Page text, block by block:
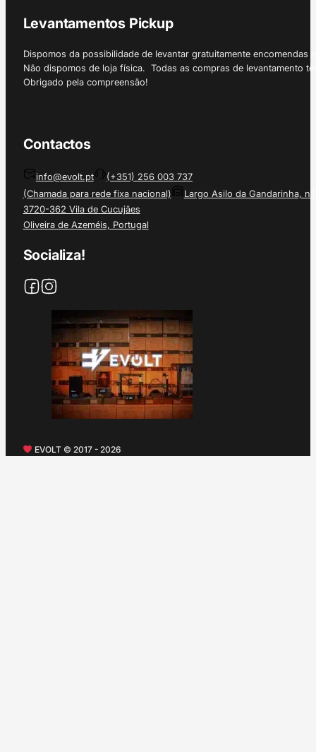
Levantamentos Pickup
Dispomos da possibilidade de levantar gratuitamente
Não dispomos de loja física. Todas as compras de levantamento
Obrigado pela compreensão!
Contactos
info@evolt.pt
(+351) 256 003 737
(Chamada para rede fixa nacional)
Largo Asilo da Gandarinha, nº
3720-362 Vila de Cucujães
Oliveira de Azeméis, Portugal
Socializa!
EVOLT © 2017 - 2026